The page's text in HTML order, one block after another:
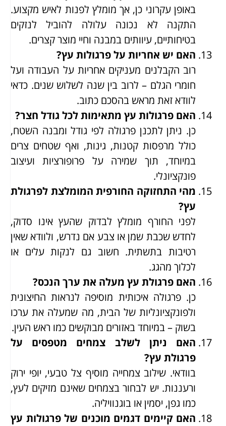
באופן עקרוני כן, אך מומלץ לפנות לאיש מקצוע.
התקנה לא נכונה עלולה להוביל לנזקים
בטיחותיים, עיוותים במבנה וחיי מוצר קצרים.
האם יש אחריות על פרגולות עץ?
רוב הקבלנים מעניקים אחריות על העבודה ועל
חומרי הגלם – לרוב בין שנה לשלוש שנים. כדאי
לוודא זאת מראש בהסכם כתוב.
האם פרגולות עץ מתאימות לכל גודל חצר?
כן. ניתן לתכנן פרגולה לפי גודל ומבנה השטח,
כולל מרפסות קטנות, גינות, ואף שטחים צרים
במיוחד, תוך שמירה על פרופורציות ועיצוב
פונקציונלי.
מהי התחזוקה החורפית המומלצת לפרגולת
עץ?
לפני החורף מומלץ לבדוק שהעץ אינו סדוק,
לחדש שכבת שמן או צבע אם נדרש, ולוודא שאין
רטיבות בתשתית. חשוב גם לנקות עלים או
לכלוך מהגג.
האם פרגולת עץ מעלה את ערך הנכס?
כן. פרגולה איכותית מוסיפה לנראות החיצונית
ולפונקציונליות של הבית, מה שמעלה את ערכו
בשוק – במיוחד באזורים מבוקשים כמו ראש העין.
האם ניתן לשלב צמחים מטפסים על
פרגולת עץ?
בוודאי. שילוב צמחייה מוסיף צל טבעי, יופי ירוק
ורעננות. יש לבחור בצמחים שאינם מזיקים לעץ,
כמו גפן, יסמין או בוגנוויליה.
האם קיימים דגמים מוכנים של פרגולות עץ